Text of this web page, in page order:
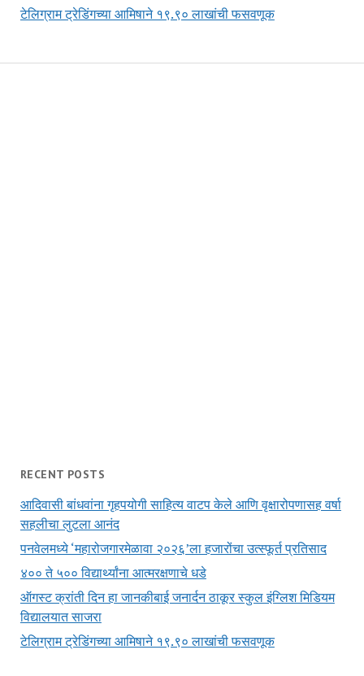
टेलिग्राम ट्रेडिंगच्या आमिषाने १९.९० लाखांची फसवणूक
RECENT POSTS
आदिवासी बांधवांना गृहपयोगी साहित्य वाटप केले आणि वृक्षारोपणासह वर्षा
सहलीचा लुटला आनंद
पनवेलमध्ये ‘महारोजगारमेळावा २०२६’ला हजारोंचा उत्स्फूर्त प्रतिसाद
४०० ते ५०० विद्यार्थ्यांना आत्मरक्षणाचे धडे
ऑगस्ट क्रांती दिन हा जानकीबाई जनार्दन ठाकूर स्कुल इंग्लिश मिडियम
विद्यालयात साजरा
टेलिग्राम ट्रेडिंगच्या आमिषाने १९.९० लाखांची फसवणूक